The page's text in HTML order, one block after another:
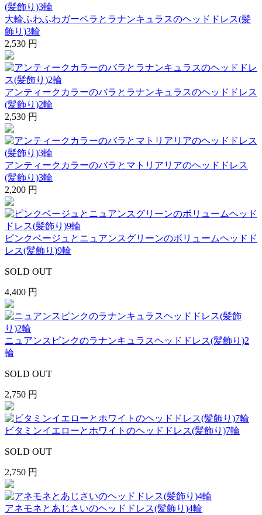
大輪ふわふわガーベラとラナンキュラスのヘッドドレス(髪
飾り)3輪
2,530 円
アンティークカラーのバラとラナンキュラスのヘッドドレス
(髪飾り)2輪
2,530 円
アンティークカラーのバラとマトリアリアのヘッドドレス
(髪飾り)3輪
2,200 円
ピンクベージュとニュアンスグリーンのボリュームヘッドド
レス(髪飾り)9輪
SOLD OUT
4,400 円
ニュアンスピンクのラナンキュラスヘッドドレス(髪飾り)2
輪
SOLD OUT
2,750 円
ビタミンイエローとホワイトのヘッドドレス(髪飾り)7輪
SOLD OUT
2,750 円
アネモネとあじさいのヘッドドレス(髪飾り)4輪